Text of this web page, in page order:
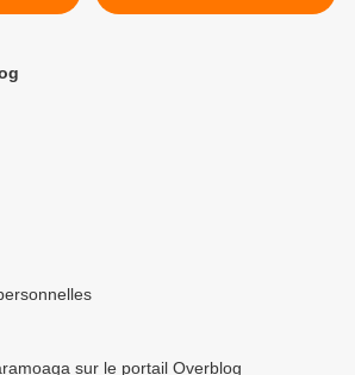
sur le portail Overblog